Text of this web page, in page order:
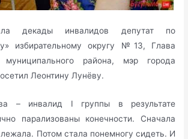
декады инвалидов депутат по
избирательному округу №13, Глава
муниципального района, мэр города
Леонтину Лунёву.
– инвалид I группы в результате
парализованы конечности. Сначала
Потом стала понемногу сидеть. И